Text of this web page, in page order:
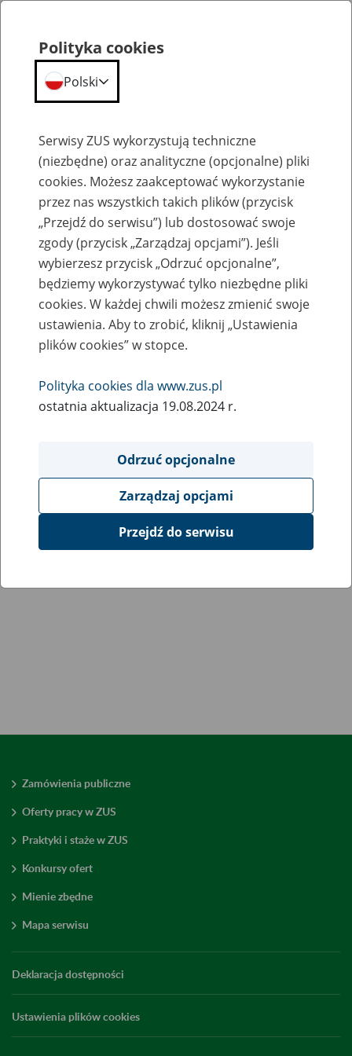
Przepraszamy,
podana strona nie została znaleziona.
Błąd 404
Przejdź do strony głównej
Zamówienia publiczne
Oferty pracy w ZUS
Praktyki i staże w ZUS
Konkursy ofert
Mienie zbędne
Mapa serwisu
Deklaracja dostępności
Ustawienia plików cookies
Polityka cookies
Polski
Serwisy ZUS wykorzystują techniczne
(niezbędne) oraz analityczne (opcjonalne) pliki
cookies. Możesz zaakceptować wykorzystanie
przez nas wszystkich takich plików (przycisk
„Przejdź do serwisu”) lub dostosować swoje
zgody (przycisk „Zarządzaj opcjami”). Jeśli
wybierzesz przycisk „Odrzuć opcjonalne”,
będziemy wykorzystywać tylko niezbędne pliki
cookies. W każdej chwili możesz zmienić swoje
ustawienia. Aby to zrobić, kliknij „Ustawienia
plików cookies” w stopce.
Polityka cookies dla www.zus.pl
ostatnia aktualizacja 19.08.2024 r.
Odrzuć opcjonalne
Zarządzaj opcjami
Przejdź do serwisu